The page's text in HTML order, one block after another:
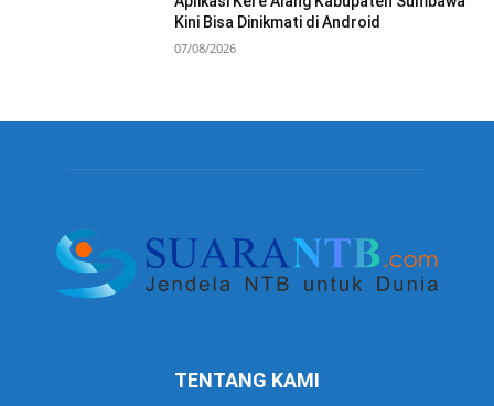
Kini Bisa Dinikmati di Android
07/08/2026
TENTANG KAMI